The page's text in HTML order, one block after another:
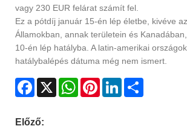
vagy 230 EUR felárat számít fel.
Ez a pótdíj január 15-én lép életbe, kivéve
Államokban, annak területein és
10-én lép hatályba. A latin-amerikai
hatálybalépés dátuma még nem ismert.
Facebook
X WhatsAppPinterestLinkedIn
Előző: